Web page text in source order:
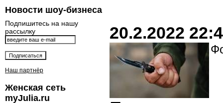
Новости шоу-бизнеса
Подпишитесь на нашу
рассылку
Наш партнёр
Женская сеть
myJulia.ru
20.2.2022